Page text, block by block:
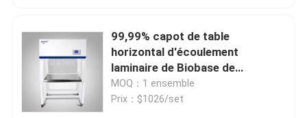
Contact
nouvelles
99,99% capot de table
horizontal d'écoulement
laminaire de Biobase de
circulation d'air laminaire de
filtre
MOQ：1 ensemble
Prix：$1026/set